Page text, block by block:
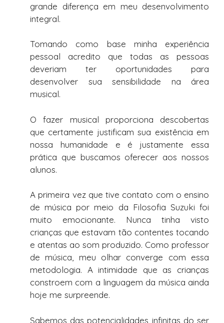
grande diferença em meu desenvolvimento
integral.
Tomando como base minha experiência
pessoal acredito que todas as pessoas
deveriam ter oportunidades para
desenvolver sua sensibilidade na área
musical.
O fazer musical proporciona descobertas
que certamente justificam sua existência em
nossa humanidade e é justamente essa
prática que buscamos oferecer aos nossos
alunos.
A primeira vez que tive contato com o ensino
de música por meio da Filosofia Suzuki foi
muito emocionante. Nunca tinha visto
crianças que estavam tão contentes tocando
e atentas ao som produzido. Como professor
de música, meu olhar converge com essa
metodologia. A intimidade que as crianças
constroem com a linguagem da música ainda
hoje me surpreende.
Sabemos das potencialidades infinitas do ser